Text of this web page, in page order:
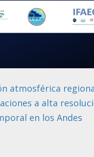
atmosférica
a alta
en los Andes